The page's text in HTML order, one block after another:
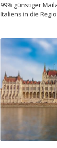
99% günstiger
Italiens in die